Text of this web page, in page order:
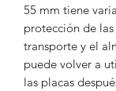
55 mm tiene
protección de
transporte y el
puede volver a
las placas